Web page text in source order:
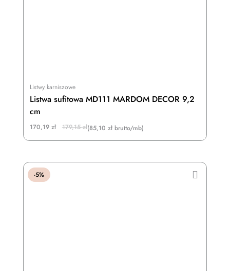
Listwy karniszowe
Listwa sufitowa MD111 MARDOM DECOR 9,2
cm
179,15zł
Original
170,19 zł
Current
(85,10 zł brutto/mb)
-5%